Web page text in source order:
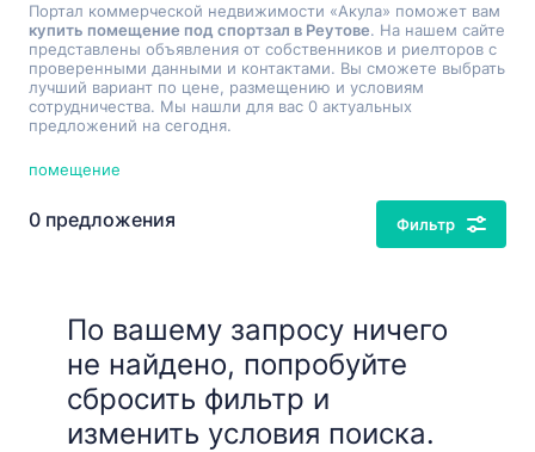
Портал коммерческой недвижимости «Акула» поможет вам
купить помещение под спортзал в Реутове. На нашем сайте
представлены объявления от собственников и риелторов с
проверенными данными и контактами. Вы сможете выбрать
лучший вариант по цене, размещению и условиям
сотрудничества. Мы нашли для вас 0 актуальных
предложений на сегодня.
помещение
0 предложения Фильтр
По вашему запросу ничего
не найдено, попробуйте
сбросить фильтр и
изменить условия поиска.